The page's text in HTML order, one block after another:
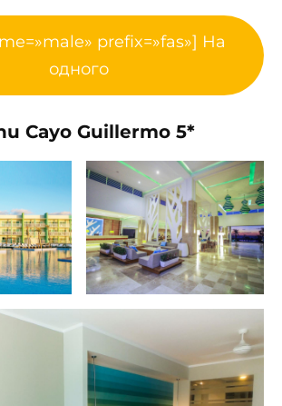
prefix=»fas»] На
одного
Cayo Guillermo 5*